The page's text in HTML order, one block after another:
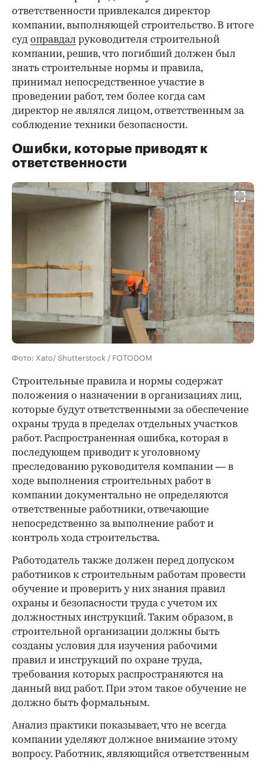
ответственности привлекался директор
компании, выполняющей строительство. В итоге
суд оправдал руководителя строительной
компании, решив, что погибший должен был
знать строительные нормы и правила,
принимал непосредственное участие в
проведении работ, тем более когда сам
директор не являлся лицом, ответственным за
соблюдение техники безопасности.
Ошибки, которые приводят к
ответственности
Фото: Xato/ Shutterstock / FOTODOM
Строительные правила и нормы содержат
положения о назначении в организациях лиц,
которые будут ответственными за обеспечение
охраны труда в пределах отдельных участков
работ. Распространенная ошибка, которая в
последующем приводит к уголовному
преследованию руководителя компании — в
ходе выполнения строительных работ в
компании документально не определяются
ответственные работники, отвечающие
непосредственно за выполнение работ и
контроль хода строительства.
Работодатель также должен перед допуском
работников к строительным работам провести
обучение и проверить у них знания правил
охраны и безопасности труда с учетом их
должностных инструкций. Таким образом, в
строительной организации должны быть
созданы условия для изучения рабочими
правил и инструкций по охране труда,
требования которых распространяются на
данный вид работ. При этом такое обучение не
должно быть формальным.
Анализ практики показывает, что не всегда
компании уделяют должное внимание этому
вопросу. Работник, являющийся ответственным